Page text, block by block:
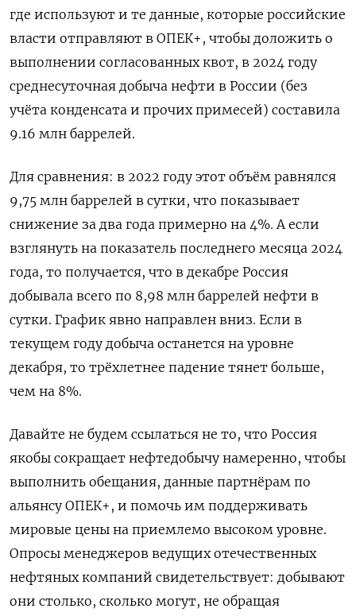
где используют и те данные, которые российские
власти отправляют в ОПЕК+, чтобы доложить о
выполнении согласованных квот, в 2024 году
среднесуточная добыча нефти в России (без
учёта конденсата и прочих примесей) составила
9.16 млн баррелей.
Для сравнения: в 2022 году этот объём равнялся
9,75 млн баррелей в сутки, что показывает
снижение за два года примерно на 4%. А если
взглянуть на показатель последнего месяца 2024
года, то получается, что в декабре Россия
добывала всего по 8,98 млн баррелей нефти в
сутки. График явно направлен вниз. Если в
текущем году добыча останется на уровне
декабря, то трёхлетнее падение тянет больше,
чем на 8%.
Давайте не будем ссылаться не то, что Россия
якобы сокращает нефтедобычу намеренно, чтобы
выполнить обещания, данные партнёрам по
альянсу ОПЕК+, и помочь им поддерживать
мировые цены на приемлемо высоком уровне.
Опросы менеджеров ведущих отечественных
нефтяных компаний свидетельствует: добывают
они столько, сколько могут, не обращая